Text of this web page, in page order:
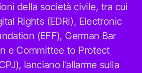
della società civile, tra cui
Rights (EDRi), Electronic
(EFF), German Bar
e Committee to Protect
lanciano l’allarme sulla